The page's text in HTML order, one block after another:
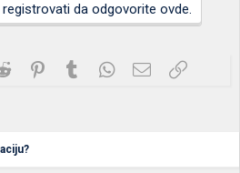
da odgovorite ovde.
Reddit PinterestTumblrWhatsApp
Imejl Link